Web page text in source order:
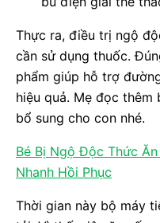
Thực ra, điều trị ngộ
cần sử dụng thuốc.
phẩm giúp hỗ trợ
hiệu quả. Mẹ đọc
bổ sung cho con nhé.
Bé Bị Ngộ Độc Thức
Nhanh Hồi Phục
Thời gian này bộ máy